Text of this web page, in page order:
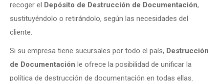
recoger el Depósito de Destrucción de Documentación,
sustituyéndolo o retirándolo, según las necesidades del
cliente.
Si su empresa tiene sucursales por todo el país, Destrucción
de Documentación le ofrece la posibilidad de unificar la
política de destrucción de documentación en todas ellas.